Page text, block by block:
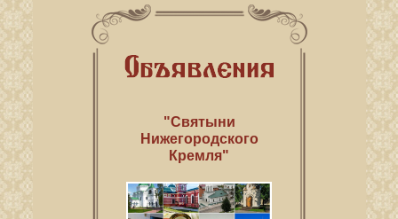
"Святыни
Нижегородского
Кремля"